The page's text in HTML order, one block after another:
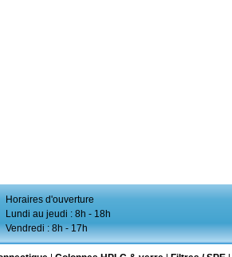
Horaires d'ouverture
Lundi au jeudi : 8h - 18h
Vendredi : 8h - 17h